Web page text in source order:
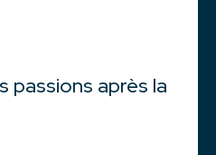
passions après la